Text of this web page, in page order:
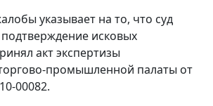
указывает на то, что суд
исковых
акт экспертизы
промышленной палаты от
00082.